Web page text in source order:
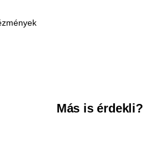
Más is érdekli?